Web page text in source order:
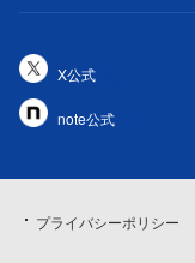
X公式
note公式
プライバシーポリシー